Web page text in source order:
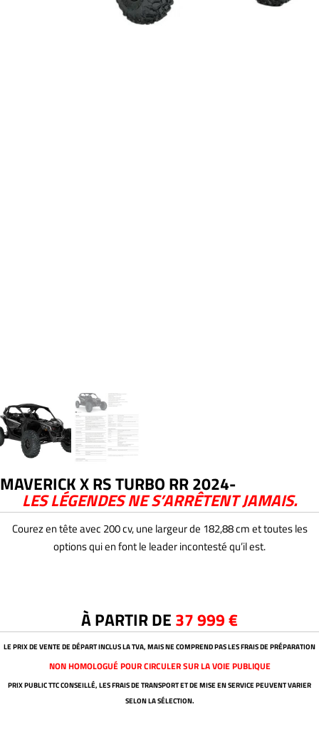
MAVERICK X RS TURBO RR 2024-
LES LÉGENDES NE S’ARRÊTENT JAMAIS.
Courez en tête avec 200 cv, une largeur de 182,88 cm et toutes les
options qui en font le leader incontesté qu’il est.
À PARTIR DE 37 999 €
LE PRIX DE VENTE DE DÉPART INCLUS LA TVA, MAIS NE COMPREND PAS LES FRAIS DE PRÉPARATION
NON HOMOLOGUÉ POUR CIRCULER SUR LA VOIE PUBLIQUE
PRIX PUBLIC TTC CONSEILLÉ, LES FRAIS DE TRANSPORT ET DE MISE EN SERVICE PEUVENT VARIER
SELON LA SÉLECTION.